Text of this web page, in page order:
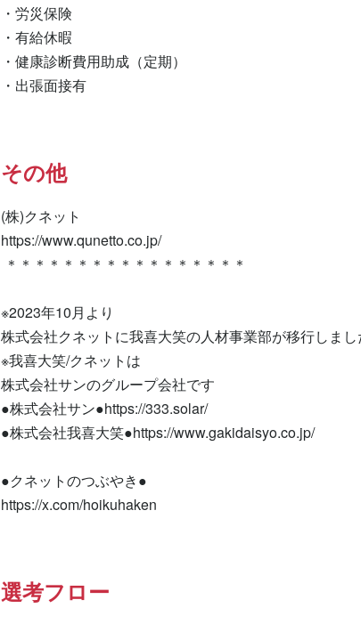
・労災保険
・有給休暇
・健康診断費用助成（定期）
・出張面接有
その他
(株)クネット
https://www.qunetto.co.jp/
※2023年10月より
株式会社クネットに我喜大笑の人材事業部が移行しま
※我喜大笑/クネットは
株式会社サンのグループ会社です
●株式会社サン●https://333.solar/
●株式会社我喜大笑●https://www.gakidaisyo.co.jp/
●クネットのつぶやき●
https://x.com/hoikuhaken
選考フロー